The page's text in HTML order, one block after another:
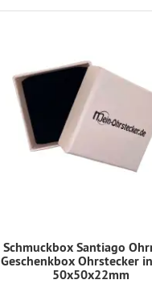
Schmuckbox Santiago
Geschenkbox Ohrstecker
50x50x22mm